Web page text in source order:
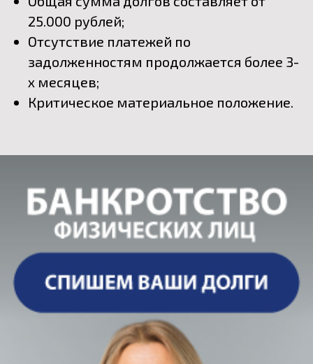
25.000 рублей;
Отсутствие платежей по
задолженностям продолжается более 3-
х месяцев;
Критическое материальное положение.